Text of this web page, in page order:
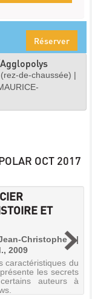
Réserver
de-chaussée) |
OCT 2017
ET
Christophe |
2009
caractéristiques du
les secrets
auteurs à